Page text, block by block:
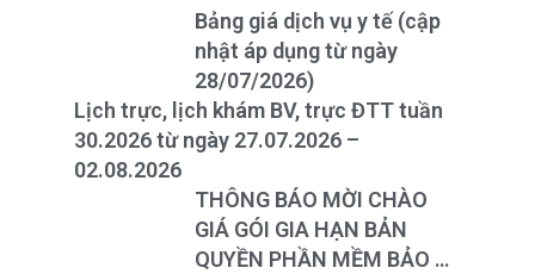
Bảng giá dịch vụ y tế (cập
nhật áp dụng từ ngày
28/07/2026)
Lịch trực, lịch khám BV, trực ĐTT tuần
30.2026 từ ngày 27.07.2026 –
02.08.2026
THÔNG BÁO MỜI CHÀO
GIÁ GÓI GIA HẠN BẢN
QUYỀN PHẦN MỀM BẢO VỆ